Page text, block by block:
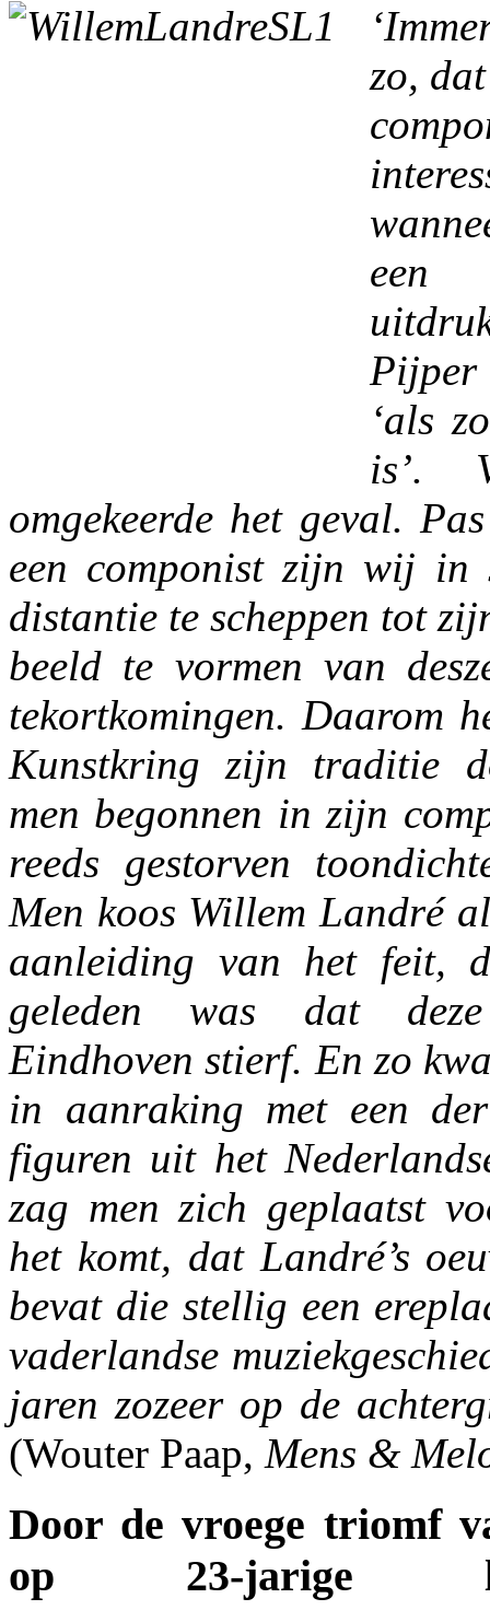
zo,
een
‘als
is’.
omgekeerde het geval.
een componist zijn wij in
distantie te scheppen tot
beeld te vormen van
tekortkomingen. Daarom
Kunstkring zijn traditie
men begonnen in zijn
reeds gestorven
Men koos Willem Landré
aanleiding van het feit,
geleden was dat
Eindhoven stierf. En zo
in aanraking met een
figuren uit het
zag men zich geplaatst
het komt, dat Landré’s
bevat die stellig een
vaderlandse
jaren zozeer op de
(Wouter Paap, Mens &
Door de vroege triomf
op 23-jarige